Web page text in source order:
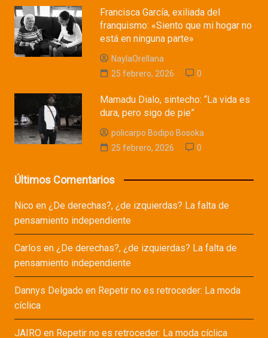
Francisca García, exiliada del
franquismo: «Siento que mi hogar no
está en ninguna parte»
NaylaOrellana
25 febrero, 2026
0
Mamadu Dialo, sintecho: “La vida es
dura, pero sigo de pie”
policarpo Bodipo Bosoka
25 febrero, 2026
0
Últimos Comentarios
Nicoen ¿De derechas?, ¿de izquierdas? La falta de
pensamiento independiente
Carlos en ¿De derechas?, ¿de izquierdas? La falta de
pensamiento independiente
Dannys Delgadoen Repetir no es retroceder: La moda
cíclica
JAIROen Repetir no es retroceder: La moda cíclica